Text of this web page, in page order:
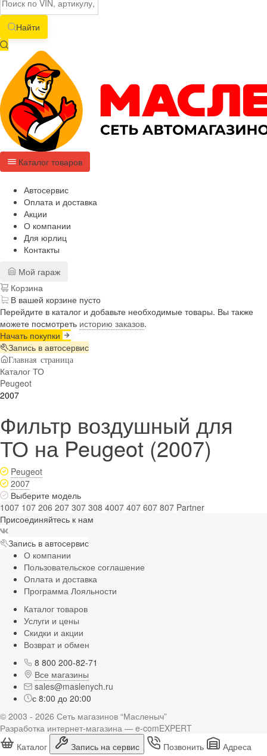
Найти
Каталог товаров
Автосервис
Оплата и доставка
Акции
О компании
Для юрлиц
Контакты
Мой гараж
Корзина
В вашей корзине пусто
Перейдите в каталог и добавьте необходимые товары. Вы также
можете посмотреть историю заказов.
Начать покупки
Запись в автосервис
Главная страница
Каталог ТО
Peugeot
2007
Фильтр воздушный для
ТО на Peugeot (2007)
Peugeot
2007
Выберите модель
1007 107 206 207 307 308 4007 407 607 807 Partner
Присоединяйтесь к нам
Запись в автосервис
О компании
Пользовательское соглашение
Оплата и доставка
Программа Лояльности
Каталог товаров
Услуги и цены
Скидки и акции
Возврат и обмен
8 800 200-82-71
Все магазины
sales@maslenych.ru
с 8:00 до 20:00
© 2003 - 2026 Сеть магазинов “Масленыч”
Разработка интернет-магазина — e-comEXPERT
Каталог
Запись на сервис Позвонить Адреса